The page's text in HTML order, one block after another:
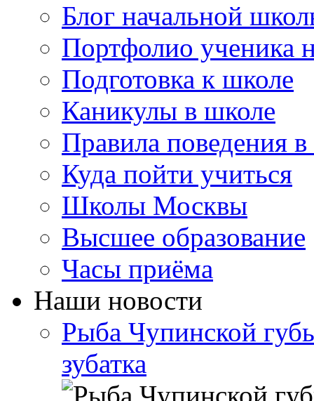
Блог начальной
Портфолио ученика
Подготовка к школе
Каникулы в школе
Правила поведения
Куда пойти учиться
Школы Москвы
Высшее образование
Часы приёма
Наши новости
Рыба Чупинской
зубатка